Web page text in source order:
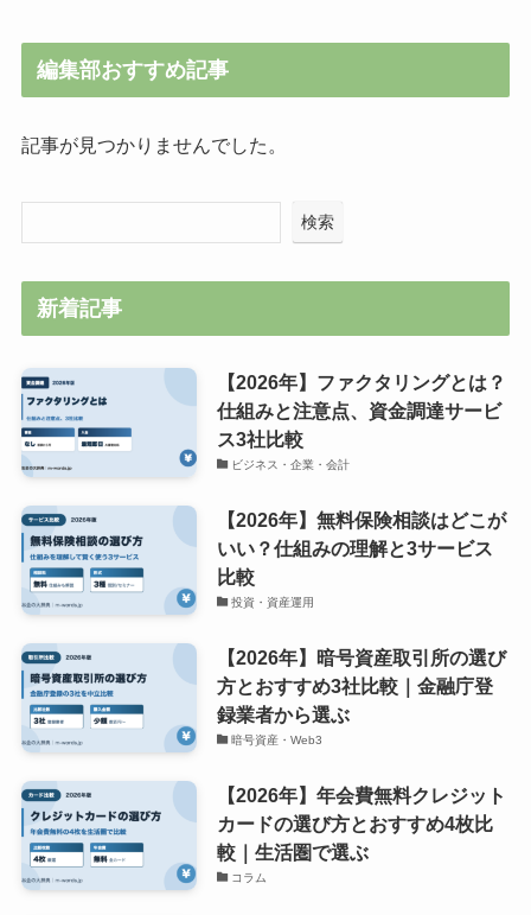
編集部おすすめ記事
記事が見つかりませんでした。
検索
新着記事
【2026年】ファクタリングとは？
仕組みと注意点、資金調達サービ
ス3社比較
ビジネス・企業・会計
【2026年】無料保険相談はどこが
いい？仕組みの理解と3サービス
比較
投資・資産運用
【2026年】暗号資産取引所の選び
方とおすすめ3社比較｜金融庁登
録業者から選ぶ
暗号資産・Web3
【2026年】年会費無料クレジット
カードの選び方とおすすめ4枚比
較｜生活圏で選ぶ
コラム